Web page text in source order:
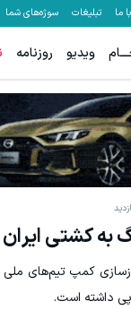
ما تبلیغات سوژه‌های شما
ویدیو روزنامه
کمپ تیم‌های
معاملات جهانی طلا با اسپرد صفر